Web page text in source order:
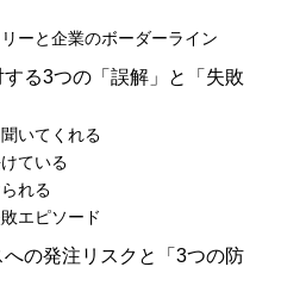
ーと企業のボーダーライン
る3つの「誤解」と「失敗
いてくれる
ている
れる
エピソード
の発注リスクと「3つの防